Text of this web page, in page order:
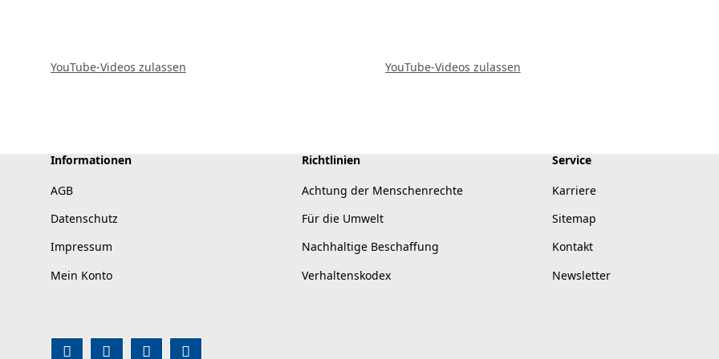
YouTube-Videos zulassen YouTube-Videos zulassen
Informationen
AGB
Datenschutz
Impressum
Mein Konto
Richtlinien
Achtung der Menschenrechte
Für die Umwelt
Nachhaltige Beschaffung
Verhaltenskodex
Service
Karriere
Sitemap
Kontakt
Newsletter